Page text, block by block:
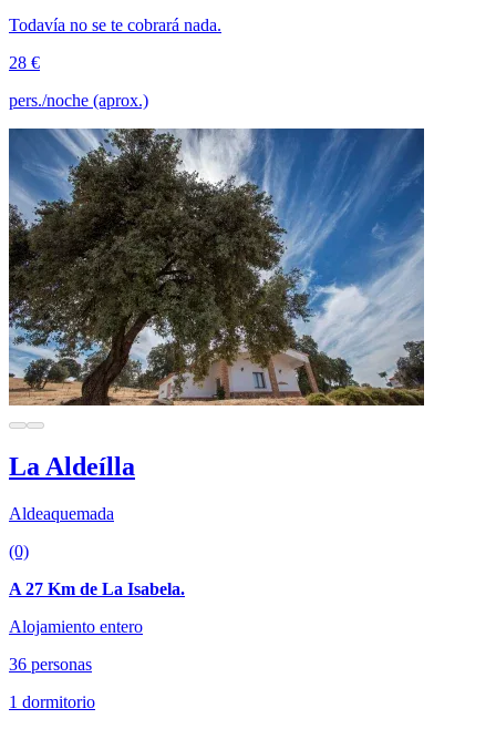
Todavía no se te cobrará nada.
28 €
pers./noche (aprox.)
La Aldeílla
Aldeaquemada
(0)
A 27 Km de La Isabela.
Alojamiento entero
36 personas
1 dormitorio